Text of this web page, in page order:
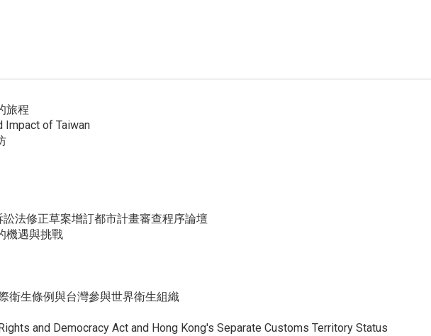
旅程
Impact of Taiwan
法修正草案增訂都市計畫審查程序論壇
機遇與挑戰
衛生條例與台灣參與世界衛生組織
and Democracy Act and Hong Kong's Separate Customs Territory Status